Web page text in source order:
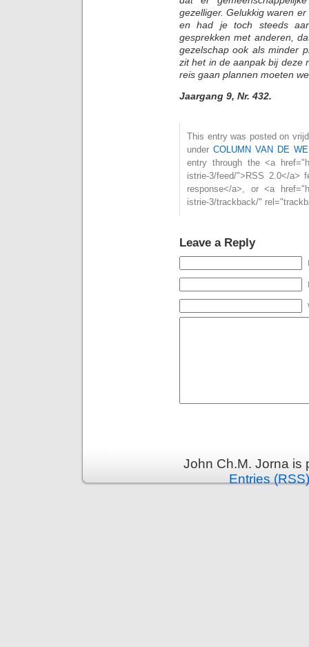
gezelliger. Gelukkig waren
en had je toch steeds
gesprekken met anderen,
gezelschap ook als minder
zit het in de aanpak bij deze
reis gaan plannen moeten
Jaargang 9, Nr. 432.
This entry was posted on
under COLUMN VAN DE
entry through the <a
istrie-3/feed/">RSS 2.0</a>
response</a>, or <a
istrie-3/trackback/"
Leave a Reply
John Ch.M. Jorna
Entries (RSS)